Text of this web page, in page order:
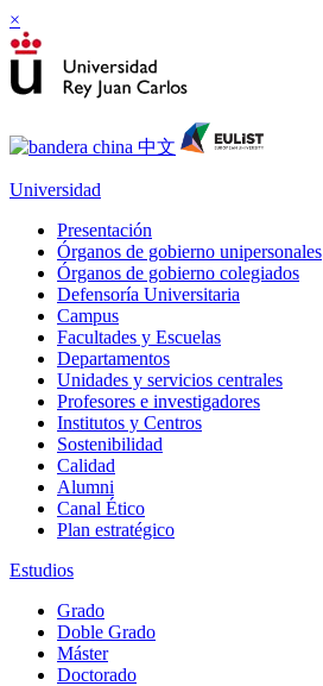
×
Universidad
Presentación
Órganos de gobierno unipersonales
Órganos de gobierno colegiados
Defensoría Universitaria
Campus
Facultades y Escuelas
Departamentos
Unidades y servicios centrales
Profesores e investigadores
Institutos y Centros
Sostenibilidad
Calidad
Alumni
Canal Ético
Plan estratégico
Estudios
Grado
Doble Grado
Máster
Doctorado